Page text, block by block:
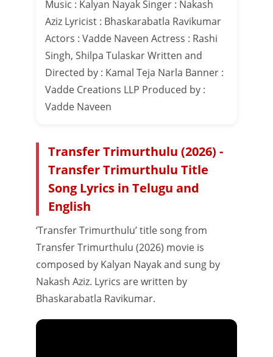
Music : Kalyan Nayak Singer : Nakash
Aziz Lyricist : Bhaskarabatla Ravikumar
Actors : Vadde Naveen Actress : Rashi
Singh, Shilpa Tulaskar Written and
Directed by : Kamal Teja Narla Banner :
Vadde Creations LLP Produced by :
Vadde Naveen
Transfer Trimurthulu (2026) -
Transfer Trimurthulu Title
Song Lyrics in Telugu and
English
‘Transfer Trimurthulu’ title song from
Transfer Trimurthulu (2026) movie is
composed by Kalyan Nayak and sung by
Nakash Aziz. Lyrics are written by
Bhaskarabatla Ravikumar.